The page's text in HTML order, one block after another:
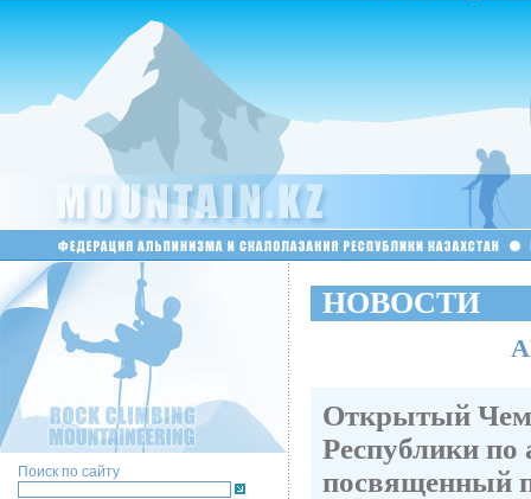
Поиск по сайту
НОВОСТИ
Открытый
Республики по
посвященный